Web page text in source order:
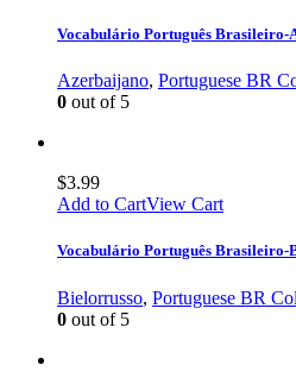
Vocabulário Português Brasileiro-
Azerbaijano, Portuguese BR
0 out of 5
$3.99
Add to CartView Cart
Vocabulário Português Brasileiro-
Bielorrusso, Portuguese BR
0 out of 5